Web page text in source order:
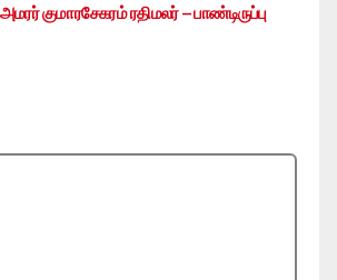
குமாரசேகரம் ரதிமலர் – பாண்டிருப்பு